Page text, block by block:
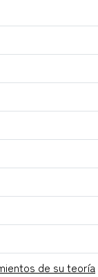
de su teoría